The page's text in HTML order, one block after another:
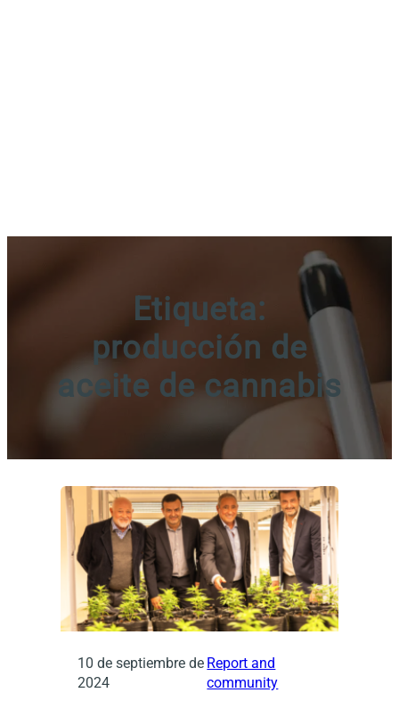
Etiqueta:
producción de
aceite de cannabis
10 de septiembre de
2024
Report and
community